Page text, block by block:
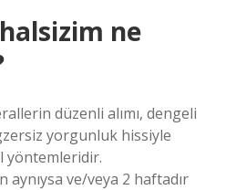
ne
düzenli alımı, dengeli
yorgunluk hissiyle
yöntemleridir.
ve/veya 2 haftadır